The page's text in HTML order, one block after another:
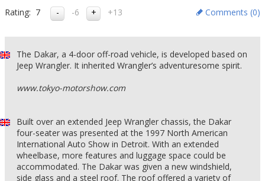
Rating: 7 -6 +13 Comments (0)
The Dakar, a 4-door off-road vehicle, is developed based on
Jeep Wrangler. It inherited Wrangler’s adventuresome spirit.
www.tokyo-motorshow.com
Built over an extended Jeep Wrangler chassis, the Dakar
four-seater was presented at the 1997 North American
International Auto Show in Detroit. With an extended
wheelbase, more features and luggage space could be
accommodated. The Dakar was given a new windshield,
side glass and a steel roof. The roof offered a variety of